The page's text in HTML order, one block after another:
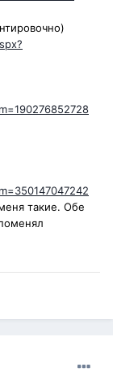
такие. Обе